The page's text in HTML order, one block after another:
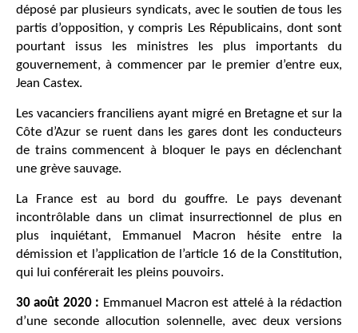
déposé par plusieurs syndicats, avec le soutien de tous les
partis d’opposition, y compris Les Républicains, dont sont
pourtant issus les ministres les plus importants du
gouvernement, à commencer par le premier d’entre eux,
Jean Castex.
Les vacanciers franciliens ayant migré en Bretagne et sur la
Côte d’Azur se ruent dans les gares dont les conducteurs
de trains commencent à bloquer le pays en déclenchant
une grève sauvage.
La France est au bord du gouffre. Le pays devenant
incontrôlable dans un climat insurrectionnel de plus en
plus inquiétant, Emmanuel Macron hésite entre la
démission et l’application de l’article 16 de la Constitution,
qui lui conférerait les pleins pouvoirs.
30 août 2020 : Emmanuel Macron est attelé à la rédaction
d’une seconde allocution solennelle, avec deux versions